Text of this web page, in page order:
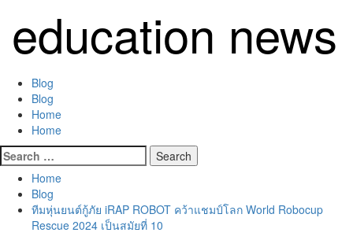
content
education news
Primary
Menu
Blog
Blog
Home
Home
Search
for:
Home
Blog
ทีมหุ่นยนต์กู้ภัย iRAP ROBOT คว้าแชมป์โลก World Robocup
Rescue 2024 เป็นสมัยที่ 10